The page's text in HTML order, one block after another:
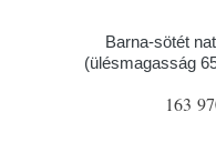
Barna-sötét
(ülésmagasság
163